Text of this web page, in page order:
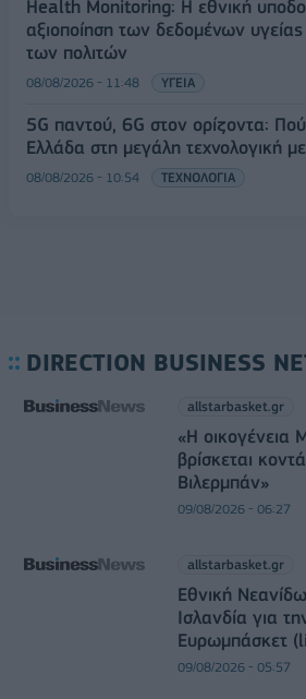
Health Monitoring: Η εθνική
αξιοποίηση των δεδομένων
των πολιτών
08/08/2026 - 11:48 ΥΓΕΙΑ
5G παντού, 6G στον ορίζοντα: Πού
Ελλάδα στη μεγάλη τεχνολογική
08/08/2026 - 10:54 ΤΕΧΝΟΛΟΓΙΑ
DIRECTION BUSINESS
allstarbasket.gr
«Η οικογένεια
βρίσκεται
Βιλερμπάν»
09/08/2026 - 06:27
allstarbasket.gr
Εθνική
Ισλανδία για
Ευρωμπάσκετ
09/08/2026 - 05:57